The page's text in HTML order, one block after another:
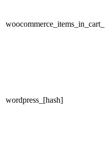
woocommerce_items_in_cart_
wordpress_[hash]